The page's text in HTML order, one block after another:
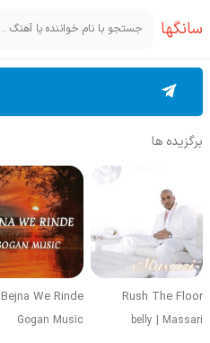
سانگها
برگزیده ها
Rush The Floor
belly | Massari
Bejna We Rinde
Gogan Music